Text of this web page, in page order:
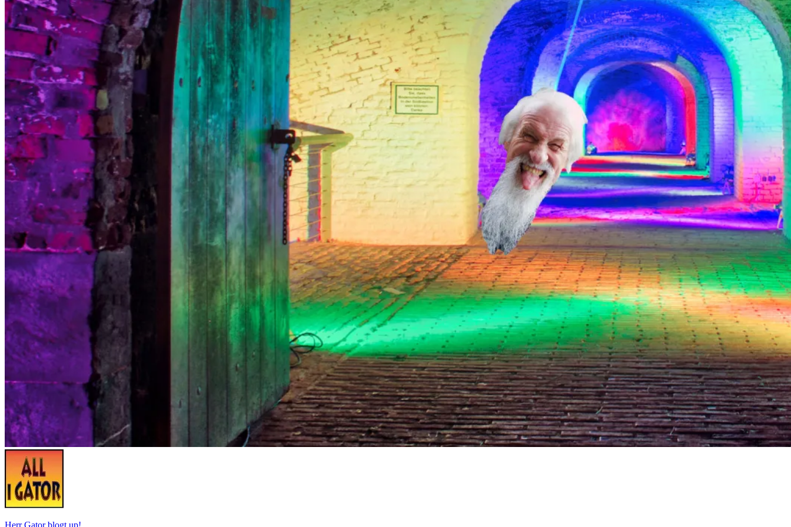
Herr Gator blogt up!